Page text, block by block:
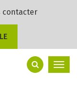
contacter